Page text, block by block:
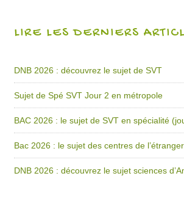
LIRE LES DERNIERS
DNB 2026 : découvrez le sujet de SVT
Sujet de Spé SVT Jour 2 en métropole
BAC 2026 : le sujet de SVT en spécialité
Bac 2026 : le sujet des centres de
DNB 2026 : découvrez le sujet sciences